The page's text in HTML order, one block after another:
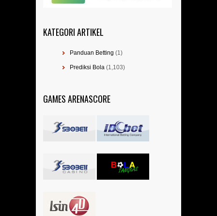
KATEGORI ARTIKEL
Panduan Betting (1)
Prediksi Bola (1,103)
GAMES ARENASCORE